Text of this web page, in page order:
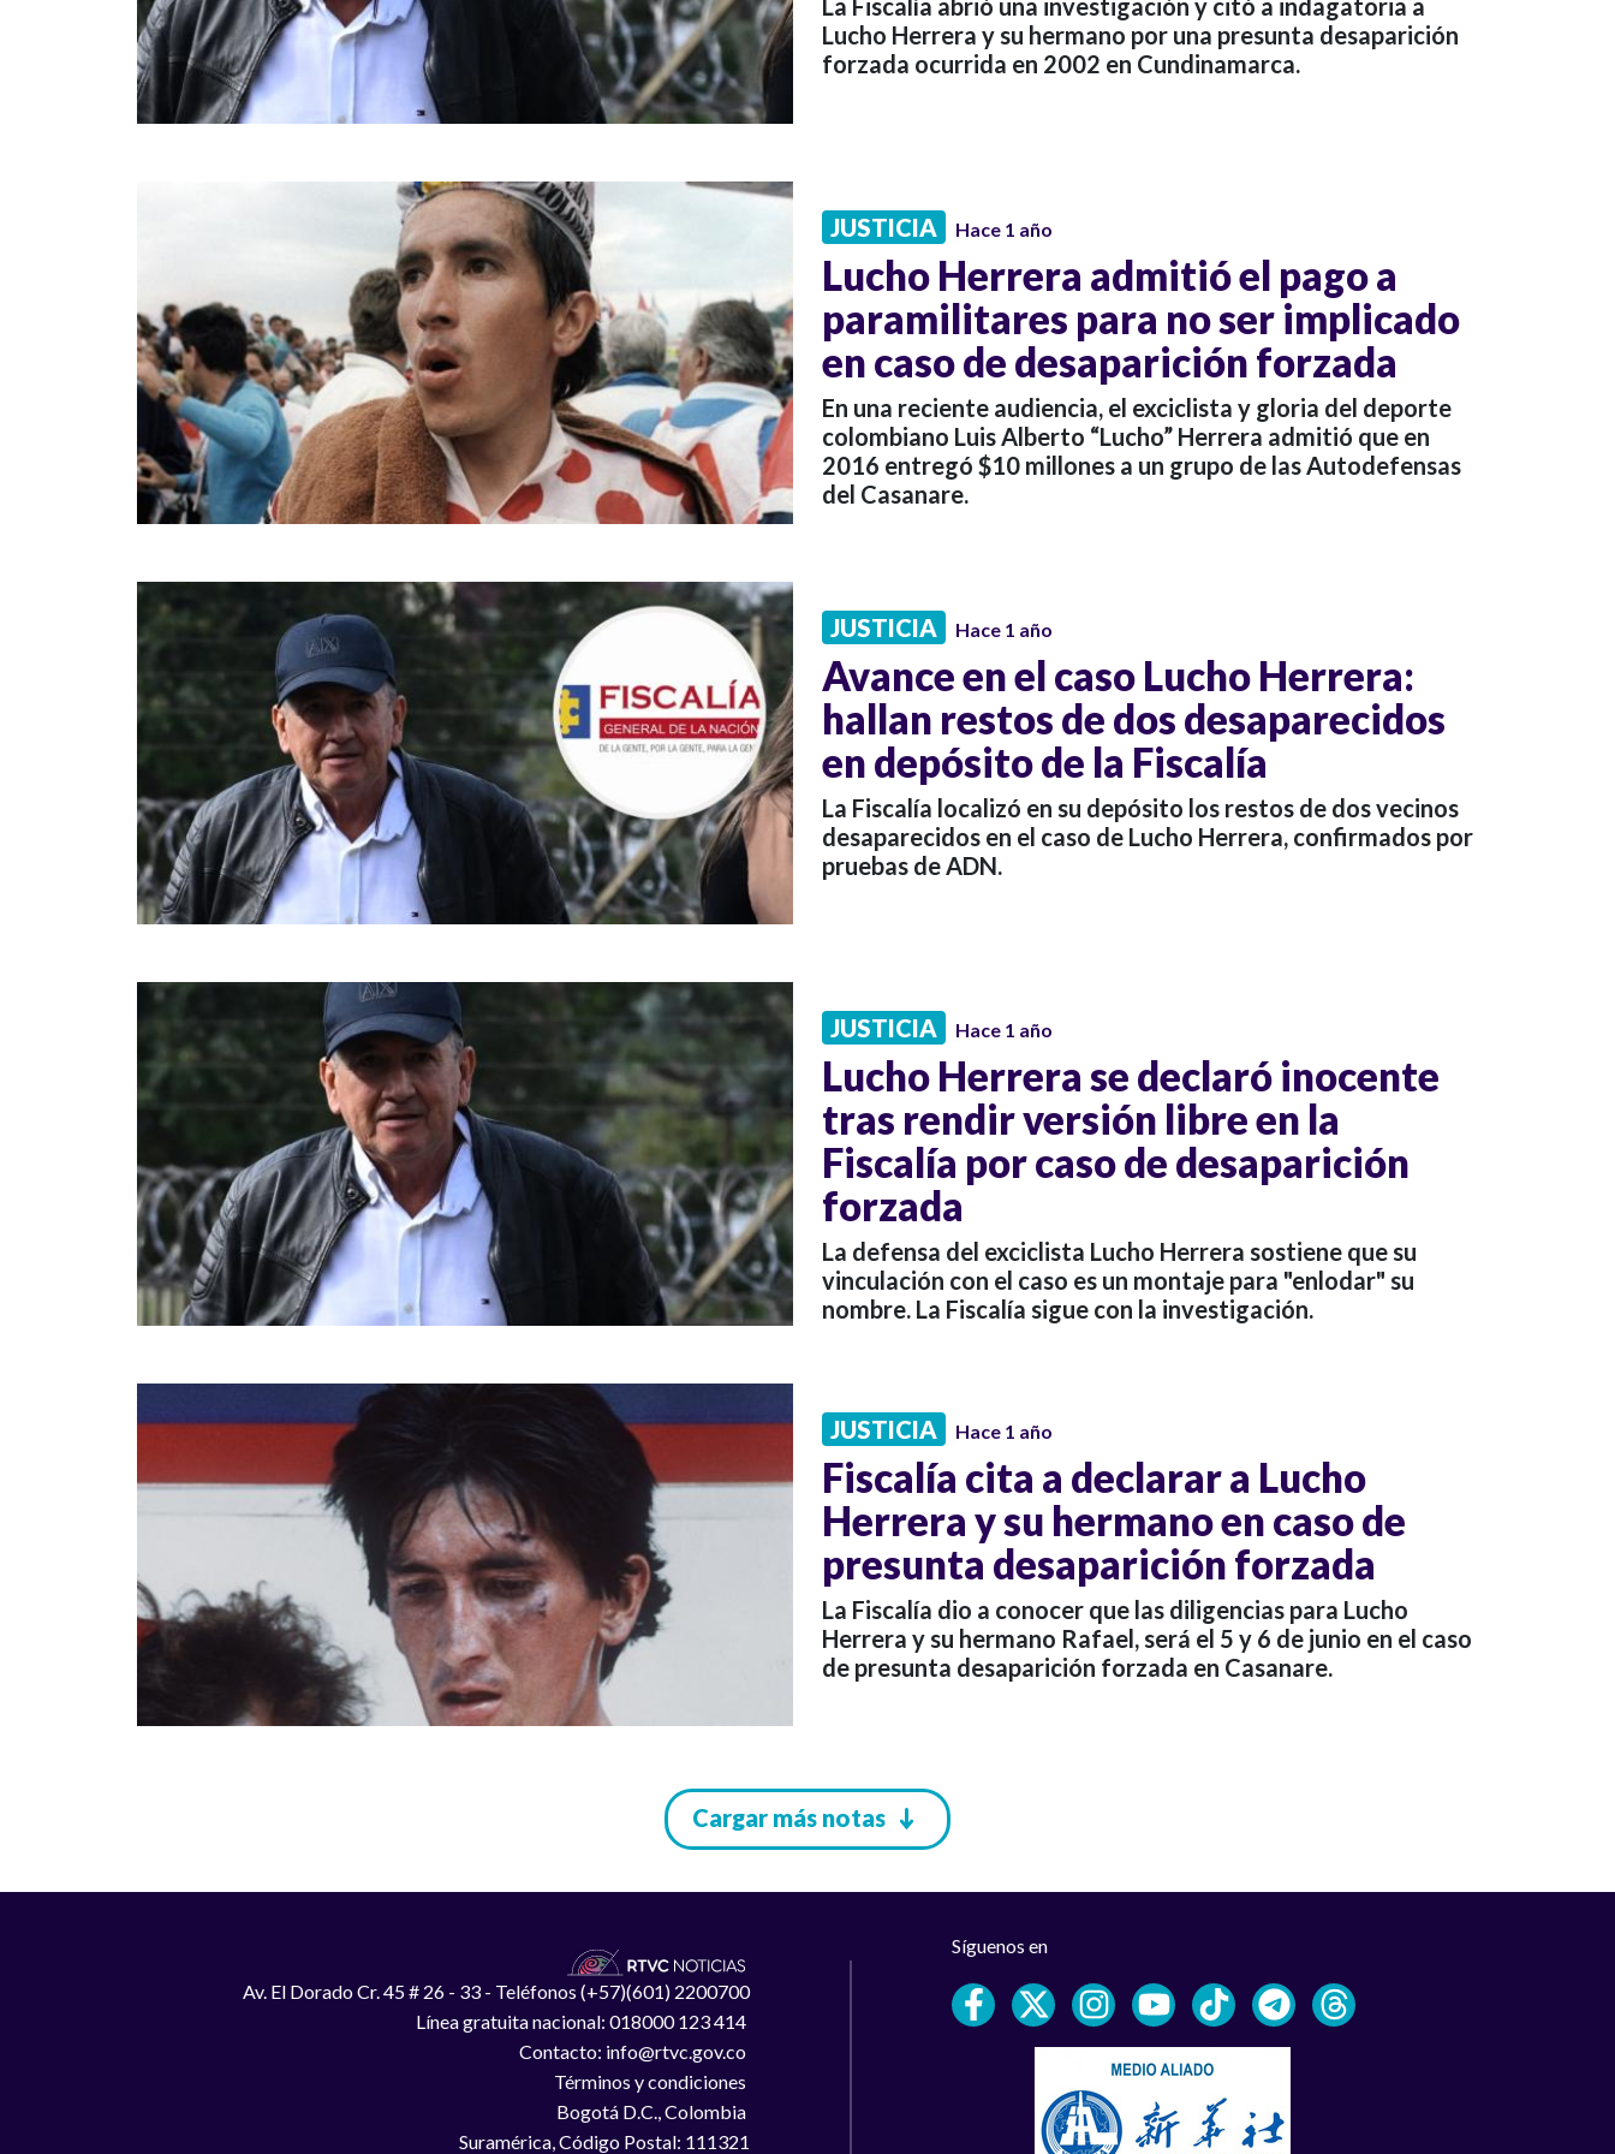
La Fiscalía abrió una investigación y citó a indagatoria a
Lucho Herrera y su hermano por una presunta desaparición
forzada ocurrida en 2002 en Cundinamarca.
JUSTICIA Hace 1 año
Lucho Herrera admitió el pago a
paramilitares para no ser implicado
en caso de desaparición forzada
En una reciente audiencia, el exciclista y gloria del deporte
colombiano Luis Alberto “Lucho” Herrera admitió que en
2016 entregó $10 millones a un grupo de las Autodefensas
del Casanare.
JUSTICIA Hace 1 año
Avance en el caso Lucho Herrera:
hallan restos de dos desaparecidos
en depósito de la Fiscalía
La Fiscalía localizó en su depósito los restos de dos vecinos
desaparecidos en el caso de Lucho Herrera, confirmados por
pruebas de ADN.
JUSTICIA Hace 1 año
Lucho Herrera se declaró inocente
tras rendir versión libre en la
Fiscalía por caso de desaparición
forzada
La defensa del exciclista Lucho Herrera sostiene que su
vinculación con el caso es un montaje para "enlodar" su
nombre. La Fiscalía sigue con la investigación.
JUSTICIA Hace 1 año
Fiscalía cita a declarar a Lucho
Herrera y su hermano en caso de
presunta desaparición forzada
La Fiscalía dio a conocer que las diligencias para Lucho
Herrera y su hermano Rafael, será el 5 y 6 de junio en el caso
de presunta desaparición forzada en Casanare.
Cargar más notas
Av. El Dorado Cr. 45 # 26 - 33 - Teléfonos (+57)(601) 2200700
Línea gratuita nacional: 018000 123 414
Contacto: info@rtvc.gov.co
Términos y condiciones
Bogotá D.C., Colombia
Suramérica, Código Postal: 111321
Síguenos en